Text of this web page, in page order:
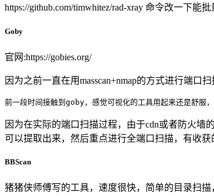
https://github.com/timwhitez/rad-xray 命令改一下能
Goby
官网:https://gobies.org/
因为之前一直在用masscan+nmap的方式进行端口扫
前一段时间接触到goby，感觉可视化的工具用起来还是舒服
因为在实际的端口扫描过程，由于cdn或者防火墙
可以提取出来，然后重点进行全端口扫描，有收获
BBScan
猪猪侠师傅写的工具，速度很快，简单的目录扫